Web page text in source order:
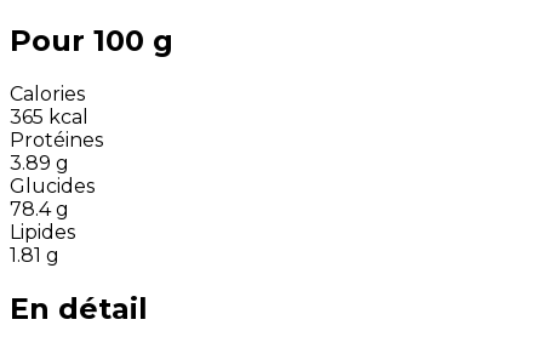
Pour 100 g
Calories
365 kcal
Protéines
3.89 g
Glucides
78.4 g
Lipides
1.81 g
En détail